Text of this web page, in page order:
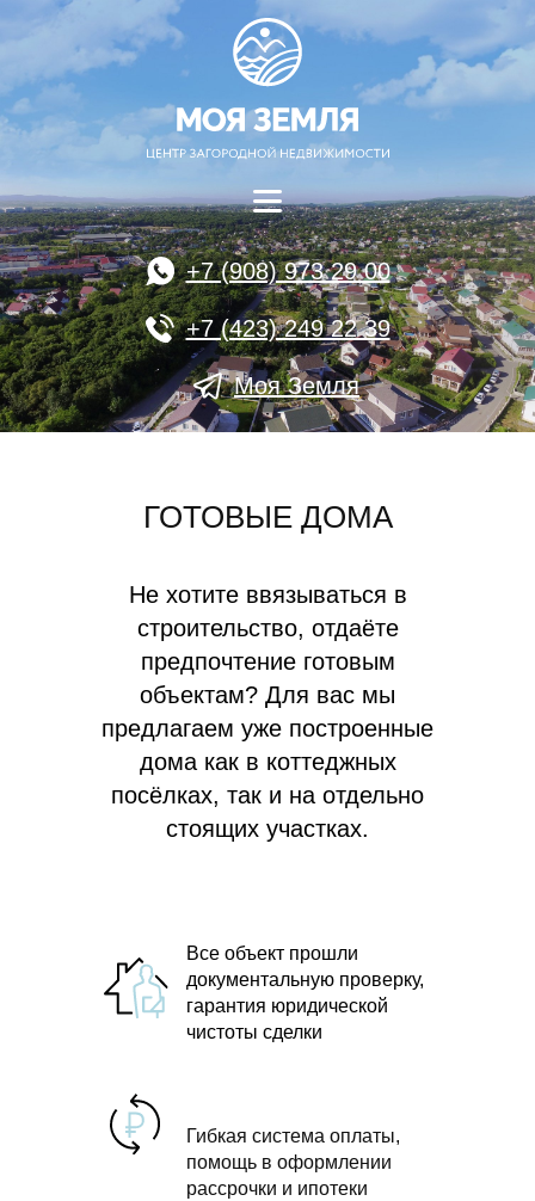
+7 (908) 973 29 00
+7 (423) 249 22 39
Моя Земля
ГОТОВЫЕ ДОМА
Не хотите ввязываться в
строительство, отдаёте
предпочтение готовым
объектам? Для вас мы
предлагаем уже построенные
дома как в коттеджных
посёлках, так и на отдельно
стоящих участках.
Все объект прошли
документальную проверку,
гарантия юридической
чистоты сделки
Гибкая система оплаты,
помощь в оформлении
рассрочки и ипотеки